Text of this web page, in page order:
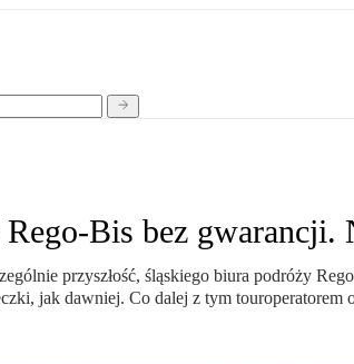
Bis bez gwarancji.
przyszłość, śląskiego biura podróży
jak dawniej. Co dalej z tym